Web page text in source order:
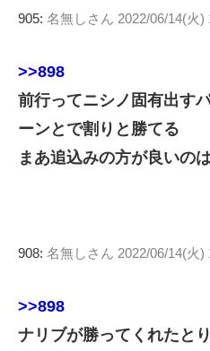
905: 名無しさん 2022/06/14(火)
>>898
前行ってニシノ固有出す
ーンとで割りと勝てる
まあ追込みの方が良いの
908: 名無しさん 2022/06/14(火
>>898
ナリブが勝ってくれたと